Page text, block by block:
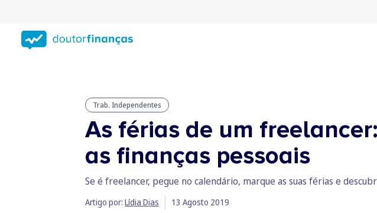
conteúdo
principal
Trab. Independentes
As férias de um
as finanças pessoais
Se é freelancer, pegue no calendário, marque as suas férias e
Artigo por: Lídia Dias 13 Agosto 2019